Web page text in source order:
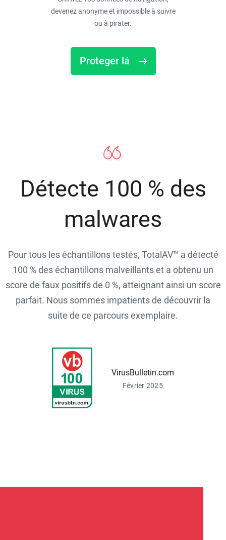
devenez anonyme et impossible à suivre
ou à pirater.
Proteger lá
Détecte 100 % des
malwares
Pour tous les échantillons testés, TotalAV™ a détecté
100 % des échantillons malveillants et a obtenu un
score de faux positifs de 0 %, atteignant ainsi un score
parfait. Nous sommes impatients de découvrir la
suite de ce parcours exemplaire.
VirusBulletin.com
Février 2025